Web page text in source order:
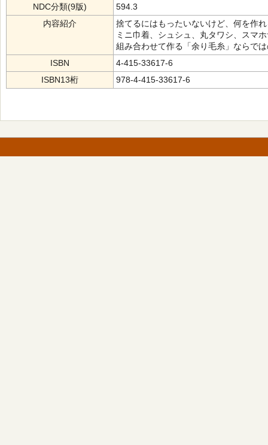
NDC分類(9版)
594.3
内容紹介
捨てるにはもったいないけど、何を作
ミニ巾着、シュシュ、丸タワシ、スマ
組み合わせて作る「余り毛糸」ならで
ISBN
4-415-33617-6
ISBN13桁
978-4-415-33617-6